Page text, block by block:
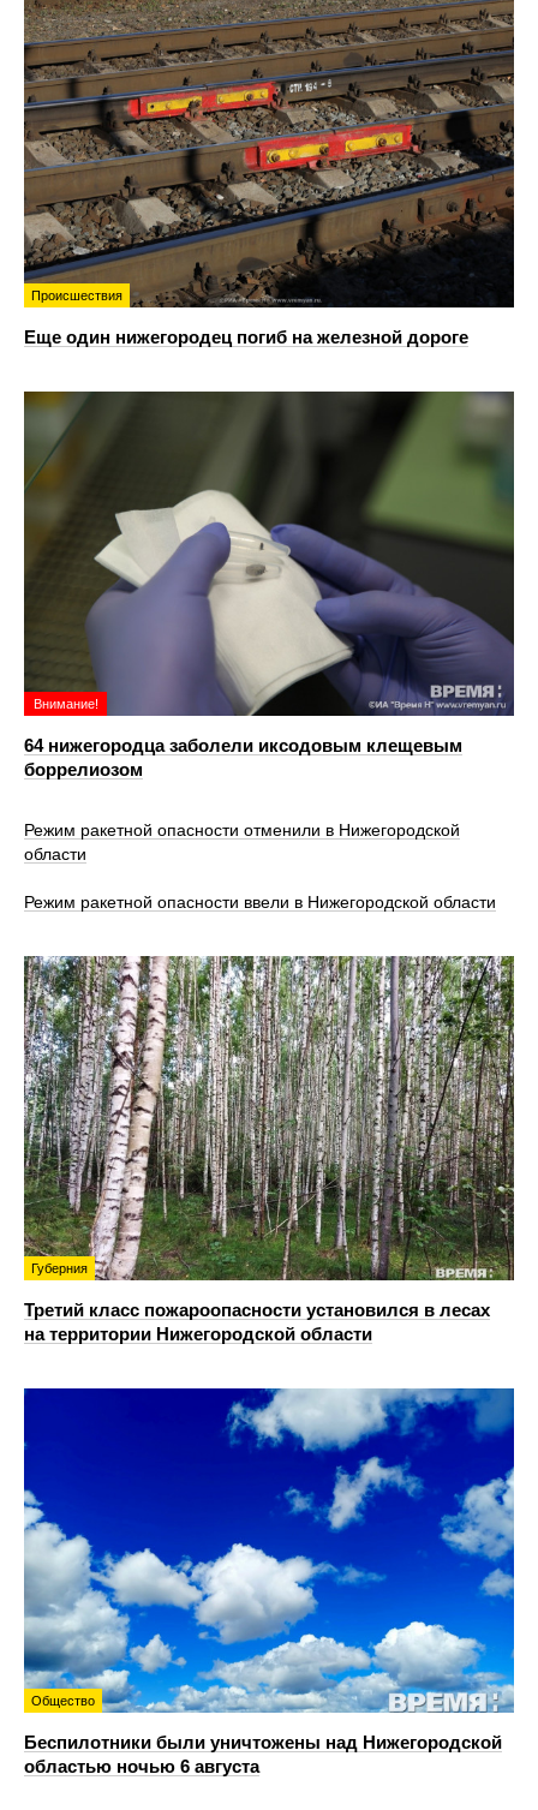
Происшествия
Еще один нижегородец погиб на железной дороге
Внимание!
64 нижегородца заболели иксодовым клещевым
боррелиозом
Режим ракетной опасности отменили в Нижегородской
области
Режим ракетной опасности ввели в Нижегородской области
Губерния
Третий класс пожароопасности установился в лесах
на территории Нижегородской области
Общество
Беспилотники были уничтожены над Нижегородской
областью ночью 6 августа